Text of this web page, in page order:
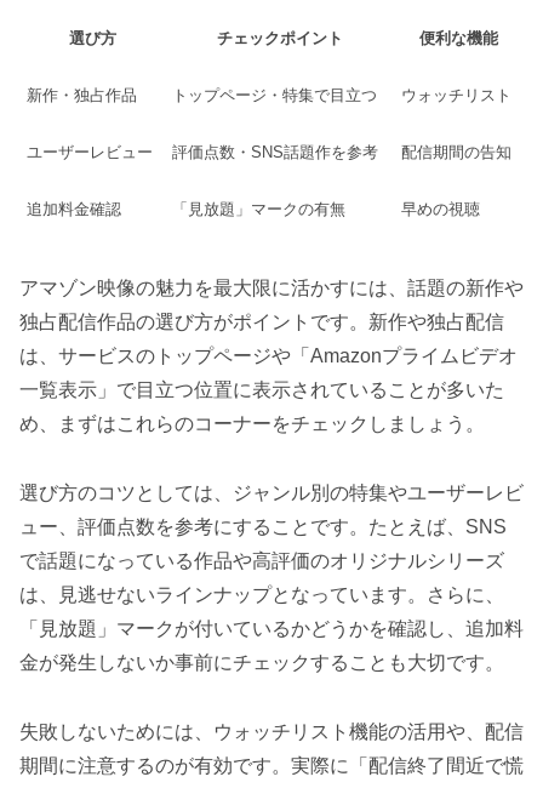
選び方 チェックポイント 便利な機能
新作・独占作品 トップページ・特集で目立つ ウォッチリスト
ユーザーレビュー 評価点数・SNS話題作を参考 配信期間の告知
追加料金確認 「見放題」マークの有無 早めの視聴
アマゾン映像の魅力を最大限に活かすには、話題の新作や
独占配信作品の選び方がポイントです。新作や独占配信
は、サービスのトップページや「Amazonプライムビデオ
一覧表示」で目立つ位置に表示されていることが多いた
め、まずはこれらのコーナーをチェックしましょう。
選び方のコツとしては、ジャンル別の特集やユーザーレビ
ュー、評価点数を参考にすることです。たとえば、SNS
で話題になっている作品や高評価のオリジナルシリーズ
は、見逃せないラインナップとなっています。さらに、
「見放題」マークが付いているかどうかを確認し、追加料
金が発生しないか事前にチェックすることも大切です。
失敗しないためには、ウォッチリスト機能の活用や、配信
期間に注意するのが有効です。実際に「配信終了間近で慌